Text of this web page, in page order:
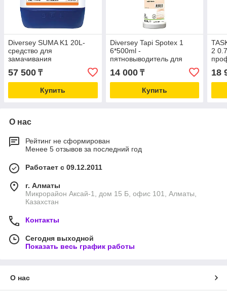
Diversey SUMA K1 20L-
средство для
замачивания
посуды(пятновыводитель)
57 500 ₸
Купить
Diversey Tapi Spotex 1
6*500ml -
пятновыводитель для
ковров (жир, масло, крем
для обуви)
14 000₸
Купить
2
18
О нас
Рейтинг не сформирован
Менее 5 отзывов за последний год
Работает с 09.12.2011
г. Алматы
Микрорайон Аксай-1, дом 15 Б, офис 101, Алматы,
Казахстан
Контакты
Сегодня выходной
Показать весь график работы
О нас